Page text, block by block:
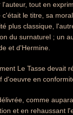
tout en
le titre, sa
plus classique,
du surnaturel ; un
et d'Hermine.
Le Tasse devait
d'oeuvre en
comme
et en rehaussant